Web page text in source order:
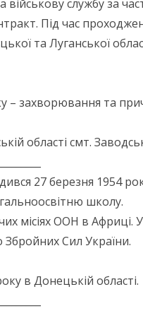
військову службу за
Під час
та Луганської
захворювання та
області смт.
27 березня 1954
школу.
місіях ООН в Африці.
Збройних Сил України.
в Донецькій області.